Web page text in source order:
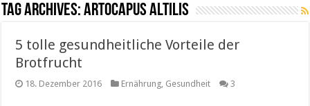
Tag Archives:Artocapus altilis
5 tolle gesundheitliche Vorteile der
Brotfrucht
18. Dezember 2016 Ernährung Gesundheit 3